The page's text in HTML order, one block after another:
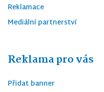
Reklamace
Mediální partnerství
Reklama pro vás
Přidat banner